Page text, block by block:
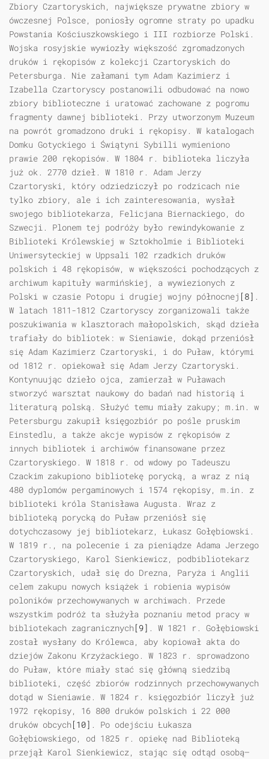
Zbiory Czartoryskich, największe prywatne zbiory w
ówczesnej Polsce, poniosły ogromne straty po upadku
Powstania Kościuszkowskiego i III rozbiorze Polski.
Wojska rosyjskie wywiozły większość zgromadzonych
druków i rękopisów z kolekcji Czartoryskich do
Petersburga. Nie załamani tym Adam Kazimierz i
Izabella Czartoryscy postanowili odbudować na nowo
zbiory biblioteczne i uratować zachowane z pogromu
fragmenty dawnej biblioteki. Przy utworzonym Muzeum
na powrót gromadzono druki i rękopisy. W katalogach
Domku Gotyckiego i Świątyni Sybilli wymieniono
prawie 200 rękopisów. W 1804 r. biblioteka liczyła
już ok. 2770 dzieł. W 1810 r. Adam Jerzy
Czartoryski, który odziedziczył po rodzicach nie
tylko zbiory, ale i ich zainteresowania, wysłał
swojego bibliotekarza, Felicjana Biernackiego, do
Szwecji. Plonem tej podróży było rewindykowanie z
Biblioteki Królewskiej w Sztokholmie i Biblioteki
Uniwersyteckiej w Uppsali 102 rzadkich druków
polskich i 48 rękopisów, w większości pochodzących z
archiwum kapituły warmińskiej, a wywiezionych z
Polski w czasie Potopu i drugiej wojny północnej [8] .
W latach 1811-1812 Czartoryscy zorganizowali także
poszukiwania w klasztorach małopolskich, skąd dzieła
trafiały do bibliotek: w Sieniawie, dokąd przeniósł
się Adam Kazimierz Czartoryski, i do Puław, którymi
od 1812 r. opiekował się Adam Jerzy Czartoryski.
Kontynuując dzieło ojca, zamierzał w Puławach
stworzyć warsztat naukowy do badań nad historią i
literaturą polską. Służyć temu miały zakupy; m.in. w
Petersburgu zakupił księgozbiór po pośle pruskim
Einstedlu, a także akcje wypisów z rękopisów z
innych bibliotek i archiwów finansowane przez
Czartoryskiego. W 1818 r. od wdowy po Tadeuszu
Czackim zakupiono bibliotekę porycką, a wraz z nią
480 dyplomów pergaminowych i 1574 rękopisy, m.in. z
biblioteki króla Stanisława Augusta. Wraz z
biblioteką porycką do Puław przeniósł się
dotychczasowy jej bibliotekarz, Łukasz Gołębiowski.
W 1819 r., na polecenie i za pieniądze Adama Jerzego
Czartoryskiego, Karol Sienkiewicz, podbibliotekarz
Czartoryskich, udał się do Drezna, Paryża i Anglii
celem zakupu nowych książek i robienia wypisów
poloników przechowywanych w archiwach. Przede
wszystkim podróż ta służyła poznaniu metod pracy w
bibliotekach zagranicznych[9] . W 1821 r. Gołębiowski
został wysłany do Królewca, aby kopiował akta do
dziejów Zakonu Krzyżackiego. W 1823 r. sprowadzono
do Puław, które miały stać się główną siedzibą
biblioteki, część zbiorów rodzinnych przechowywanych
dotąd w Sieniawie. W 1824 r. księgozbiór liczył już
1972 rękopisy, 16 800 druków polskich i 22 000
druków obcych[10] . Po odejściu Łukasza
Gołębiowskiego, od 1825 r. opiekę nad Biblioteką
przejął Karol Sienkiewicz, stając się odtąd osobą—